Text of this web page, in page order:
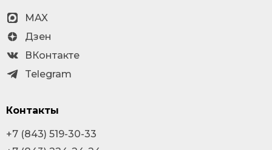
MAX
Дзен
ВКонтакте
Telegram
Контакты
+7 (843) 519-30-33